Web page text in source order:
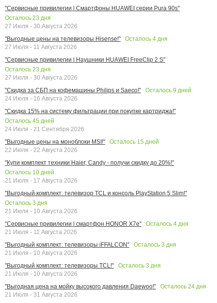
"Сервисные привилегии | Смартфоны HUAWEI серии Pura 90s"
Осталось 23 дня
27 Июля - 30 Августа 2026
"Выгодные цены на телевизоры Hisense!"
Осталось 4 дня
27 Июля - 11 Августа 2026
"Сервисные привилегии | Наушники HUAWEI FreeClip 2 S"
Осталось 23 дня
27 Июля - 30 Августа 2026
"Скидка за СБП на кофемашины Philips и Saeco!"
Осталось 9 дней
24 Июля - 16 Августа 2026
"Скидка 15% на систему фильтрации при покупке картриджа!"
Осталось 45 дней
24 Июля - 21 Сентября 2026
"Выгодные цены на моноблоки MSI!"
Осталось 15 дней
22 Июля - 22 Августа 2026
"Купи комплект техники Haier, Candy - получи скидку до 20%!"
Осталось 10 дней
21 Июля - 17 Августа 2026
"Выгодный комплект: телевизор TCL и консоль PlayStation 5 Slim!"
Осталось 3 дня
21 Июля - 10 Августа 2026
"Сервисные привилегии | смартфон HONOR X7e"
Осталось 4 дня
21 Июля - 11 Августа 2026
"Выгодный комплект: телевизоры iFFALCON"
Осталось 3 дня
21 Июля - 10 Августа 2026
"Выгодный комплект: телевизоры TCL!"
Осталось 3 дня
21 Июля - 10 Августа 2026
"Выгодная цена на мойку высокого давления Daewoo!"
Осталось 24 дня
21 Июля - 31 Августа 2026